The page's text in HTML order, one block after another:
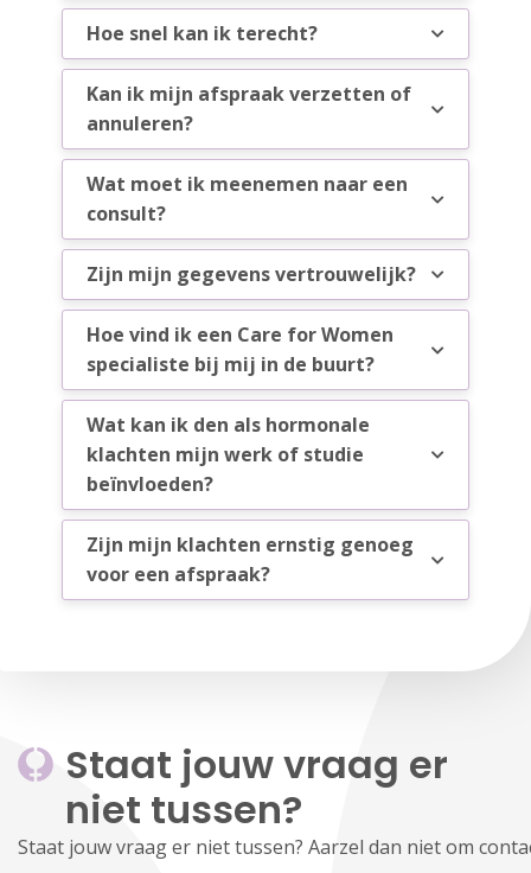
Hoe snel kan ik terecht?
Kan ik mijn afspraak verzetten of
annuleren?
Wat moet ik meenemen naar een
consult?
Zijn mijn gegevens vertrouwelijk?
Hoe vind ik een Care for Women
specialiste bij mij in de buurt?
Wat kan ik den als hormonale
klachten mijn werk of studie
beïnvloeden?
Zijn mijn klachten ernstig genoeg
voor een afspraak?
Staat jouw vraag er
niet tussen?
Staat jouw vraag er niet tussen? Aarzel dan niet om